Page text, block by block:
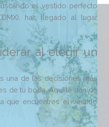
el vestido perfecto
has llegado al lugar
al elegir un
una de las decisiones más
de tu boda. Aquí te damos
que encuentres el vestido